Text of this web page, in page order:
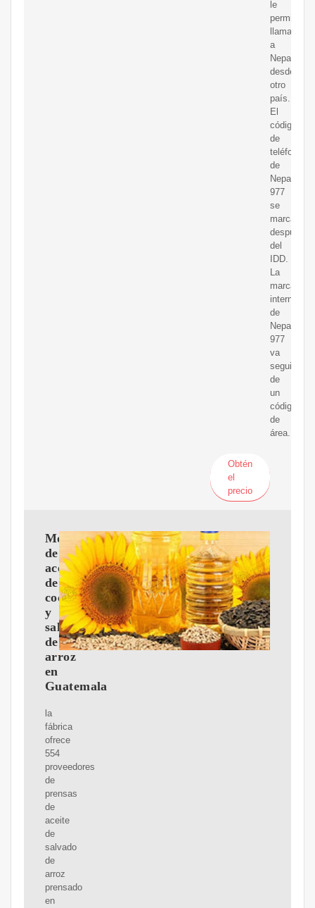
le
permitirá
llamar
a
Nepal
desde
otro
país.
El
código
de
teléfono
de
Nepal
977
se
marca
después
del
IDD.
La
marcación
de
Nepal
977
va
seguida
de
un
código
de
área.
Obtén
el
precio
Molino
de
aceite
de
coco
y
salvado
de
arroz
en
Guatemala
la
fábrica
ofrece
554
proveedores
de
prensas
de
aceite
de
salvado
de
arroz
prensado
en